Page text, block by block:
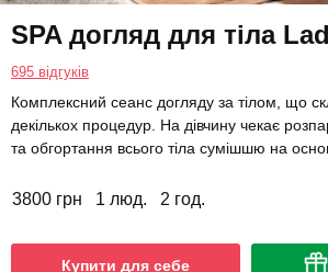
SPA догляд для тіла
695 відгуків
Комплексний сеанс догляду за тілом, що
декількох процедур. На дівчину чекає
та обгортання всього тіла сумішшю на основі
3800 грн 1 люд. 2 год.
Купити для себе